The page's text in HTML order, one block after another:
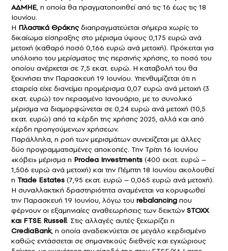
ΑΔΜΗΕ, η οποία θα πραγματοποιηθεί από τις 16 έως τις 18
Ιουνίου.
Η Πλαστικά Θράκηςδιαπραγματεύεται σήμερα χωρίς το
δικαίωμα είσπραξης στο μέρισμα ύψους 0,175 ευρώ ανά
μετοχή (καθαρό ποσό 0,166 ευρώ ανά μετοχή). Πρόκειται για
υπόλοιπο του μερίσματος της περσινής χρήσης, το ποσό του
οποίου ανέρχεται σε 7,5 εκατ. ευρώ. Η καταβολή του θα
ξεκινήσει την Παρασκευή 19 Ιουνίου. Υπενθυμίζεται ότι η
εταιρεία είχε διανείμει προμέρισμα 0,07 ευρώ ανά μετοχή (3
εκατ. ευρώ) τον περασμένο Ιανουάριο, με το συνολικό
μέρισμα να διαμορφώνεται σε 0,24 ευρώ ανά μετοχή (10,5
εκατ. ευρώ) από τα κέρδη της χρήσης 2025, αλλά και από
κέρδη προηγούμενων χρήσεων.
Παράλληλα, η ροή των μερισμάτων συνεχίζεται με άλλες
δύο προγραμματισμένες αποκοπές. Την Τρίτη 16 Ιουνίου
«κόβει» μέρισμα η Prodea Investments (400 εκατ. ευρώ –
1,506 ευρώ ανά μετοχή) και την Πέμπτη 18 Ιουνίου ακολουθεί
η Trade Estates (7,95 εκατ. ευρώ – 0,065 ευρώ ανά μετοχή).
Η συναλλακτική δραστηριότητα αναμένεται να κορυφωθεί
την Παρασκευή 19 Ιουνίου, λόγω του rebalancing που
φέρνουν οι εξαμηνιαίες αναθεωρήσεις των δεικτώνSTOXX
και FTSE Russell. Στις αλλαγές αυτές ξεχωρίζει η
CrediaBank, η οποία αναδεικνύεται σε μεγάλο κερδισμένο
καθώς εντάσσεται σε σημαντικούς διεθνείς και εγχώριους